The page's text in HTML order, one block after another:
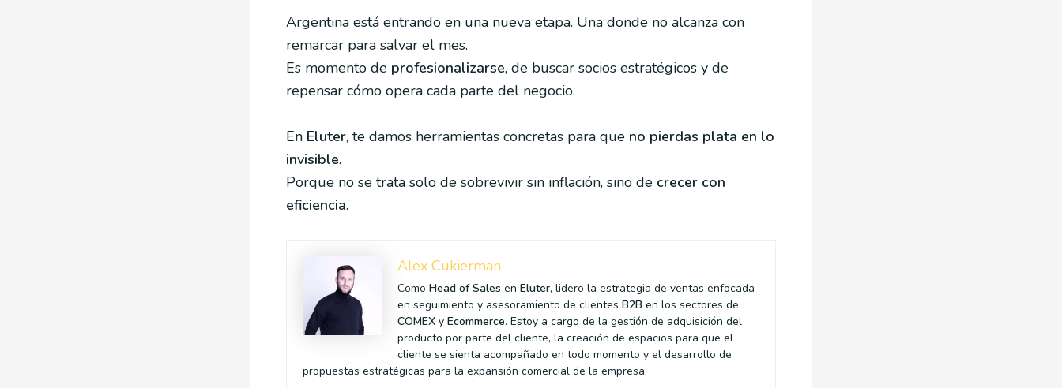
Argentina está entrando en una nueva etapa. Una donde no alcanza con
remarcar para salvar el mes.
Es momento de profesionalizarse, de buscar socios estratégicos y de
repensar cómo opera cada parte del negocio.
En Eluter, te damos herramientas concretas para que no pierdas plata en lo
invisible.
Porque no se trata solo de sobrevivir sin inflación, sino de crecer con
eficiencia.
Alex Cukierman
Como Head of Sales en Eluter, lidero la estrategia de ventas enfocada
en seguimiento y asesoramiento de clientes B2B en los sectores de
COMEX y Ecommerce. Estoy a cargo de la gestión de adquisición del
producto por parte del cliente, la creación de espacios para que el
cliente se sienta acompañado en todo momento y el desarrollo de
propuestas estratégicas para la expansión comercial de la empresa.